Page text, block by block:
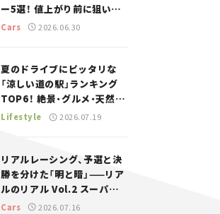
ー5選！ 値上がり前に狙いた
い、中古車探しをお手伝い――ち
Cars 2026.06.30
夏のドライブにピッタリな
「涼しい道の駅」ランキング
TOP6！ 絶景・グルメ・天然ク
ーラーなど、避暑におすすめ
Lifestyle 2026.07.19
リアルレーシング、予選と決
勝を分けた「明と暗」——リア
ルのリアル Vol.2 スーパー
GT 2026開幕戦 岡山国際サ
Cars 2026.07.16